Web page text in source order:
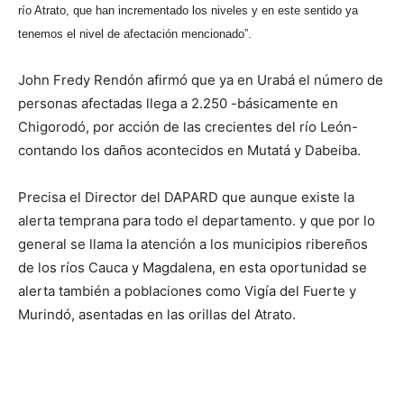
río Atrato, que han incrementado los niveles y en este sentido ya
tenemos el nivel de afectación mencionado”.
John Fredy Rendón afirmó que ya en Urabá el número de
personas afectadas llega a 2.250 -básicamente en
Chigorodó, por acción de las crecientes del río León-
contando los daños acontecidos en Mutatá y Dabeiba.
Precisa el Director del DAPARD que aunque existe la
alerta temprana para todo el departamento. y que por lo
general se llama la atención a los municipios ribereños
de los ríos Cauca y Magdalena, en esta oportunidad se
alerta también a poblaciones como Vigía del Fuerte y
Murindó, asentadas en las orillas del Atrato.